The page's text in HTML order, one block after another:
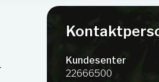
Kundesenter
22666500